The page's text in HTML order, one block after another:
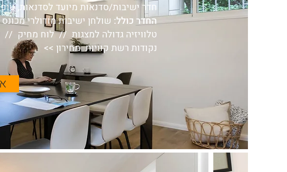
חדר ישיבות/סדנאות מיועד לסדנאות, טיפולים
החדר כולל: שולחן ישיבות מודולרי מכונס
טלוויזיה גדולה למצגות // לוח מחיק
נקודות רשת קוויותמחירון >>